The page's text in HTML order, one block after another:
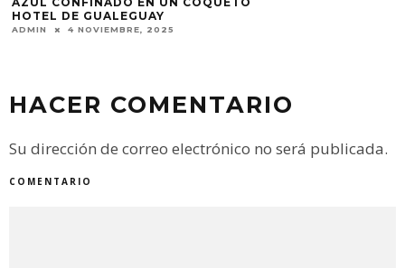
HOTEL DE GUALEGUAY
ADMIN 4 NOVIEMBRE, 2025
HACER COMENTARIO
Su dirección de correo electrónico no será publicada.
COMENTARIO